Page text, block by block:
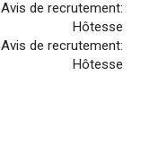
Avis de recrutement:
Hôtesse